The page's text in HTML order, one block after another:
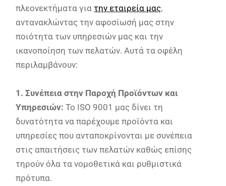
πλεονεκτήματα γιατην εταιρεία μας,
αντανακλώντας την αφοσίωσή μας στην
ποιότητα των υπηρεσιών μας και την
ικανοποίηση των πελατών. Αυτά τα οφέλη
περιλαμβάνουν:
1. Συνέπεια στην Παροχή Προϊόντων και
Υπηρεσιών: Το ISO 9001 μας δίνει τη
δυνατότητα να παρέχουμε προϊόντα και
υπηρεσίες που ανταποκρίνονται με συνέπεια
στις απαιτήσεις των πελατών καθώς επίσης
τηρούν όλα τα νομοθετικά και ρυθμιστικά
πρότυπα.